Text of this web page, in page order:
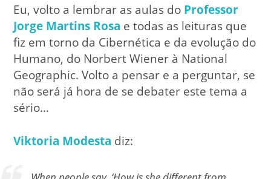
Eu, volto a lembrar as aulas do Professor
Jorge Martins Rosa e todas as leituras que
fiz em torno da Cibernética e da evolução do
Humano, do Norbert Wiener à National
Geographic. Volto a pensar e a perguntar, se
não será já hora de se debater este tema a
sério…
Viktoria Modesta diz: